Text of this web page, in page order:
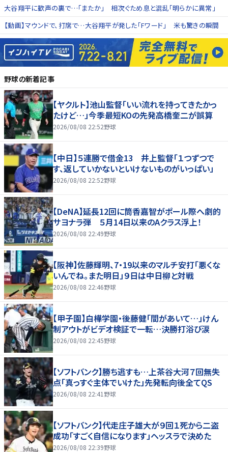
大谷翔平に歓声の裏で…「またか」 相次ぐため息と混乱「明らかに異常」
【動画】マウンドで、打席で…大谷翔平が発した「Fワード」 米も驚きの瞬間
野球の新着記事
【ヤクルト】池山監督「いい流れを持ってきたかっ
たけど…」今季最短KOの先発高橋奎二が誤算
2026/08/08 22:52野球
【中日】５連勝で借金13 井上監督「１つずつで
す、返していかないといけないものがいっぱい」
2026/08/08 22:52野球
【DeNA】延長12回に筒香嘉智がポール際へ劇的
サヨナラ弾 ５月14日以来のAクラス浮上！
2026/08/08 22:49野球
【阪神】佐藤輝明、7・19以来のマルチ安打「悪くな
いんでね。また明日」９日は中日柳と対戦
2026/08/08 22:46野球
【甲子園】白樺学園・後藤健「間があいて…」けん
制アウトがビデオ検証で一転…決勝打浴び涙
2026/08/08 22:45野球
【ソフトバンク】勝ち逃すも…上茶谷大河７回無失
点「真っすぐ主体でいけた」先発転向後全てQS
2026/08/08 22:41 野球
【ソフトバンク】代走庄子雄大が９回１死から二盗
成功「すごく自信になります」ヘッスラで決めた
2026/08/08 22:39野球